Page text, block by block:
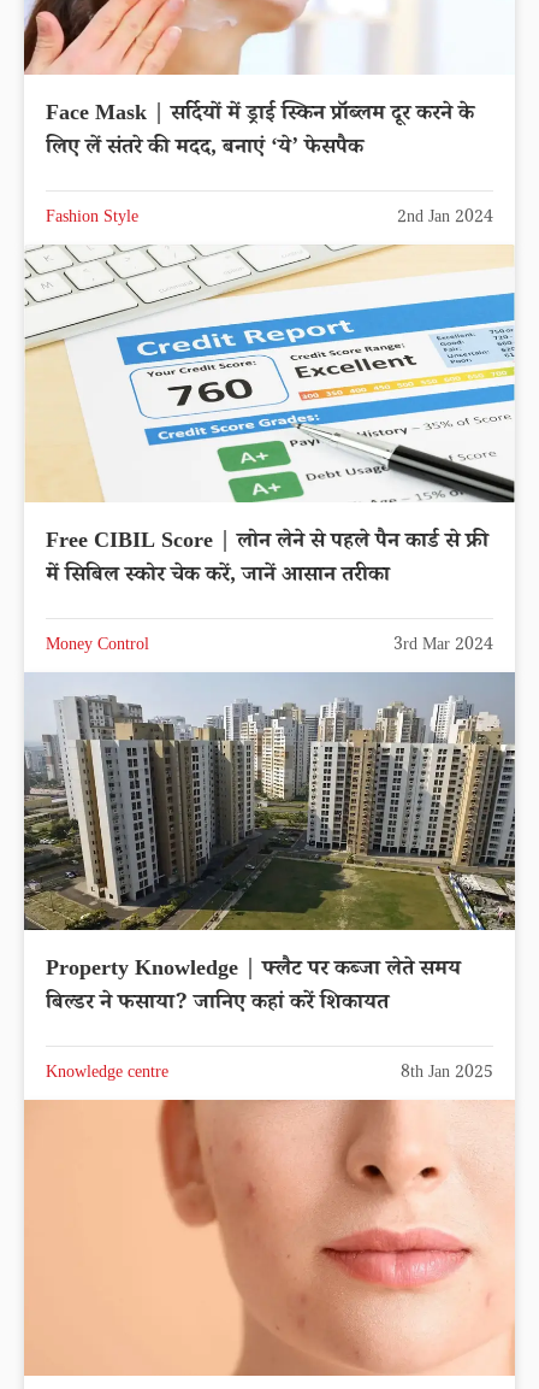
Face Mask | सर्दियों में ड्राई स्किन प्रॉब्लम दूर करने के
लिए लें संतरे की मदद, बनाएं ‘ये’ फेसपैक
Fashion Style 2nd Jan 2024
Free CIBIL Score | लोन लेने से पहले पैन कार्ड से फ्री
में सिबिल स्कोर चेक करें, जानें आसान तरीका
Money Control 3rd Mar 2024
Property Knowledge | फ्लैट पर कब्जा लेते समय
बिल्डर ने फसाया? जानिए कहां करें शिकायत
Knowledge centre 8th Jan 2025